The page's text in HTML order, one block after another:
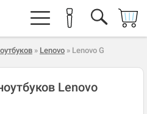
» Lenovo » Lenovo G
Lenovo